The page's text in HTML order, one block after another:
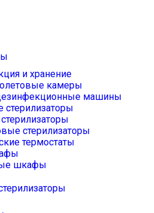
и хранение
камеры
машины
стерилизаторы
термостаты
шкафы